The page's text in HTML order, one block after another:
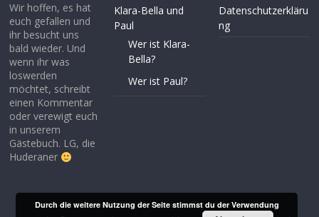
Wir hoffen, es hat
euch gefallen und
ihr besucht uns
bald wieder. Und
wenn ihr was
loswerden
möchtet, schreibt
einen Kommentar
oder verewigt euch
in unserem
Gästebuch. LG, die
Huderaner
Klara-Bella und
Paul
Wer ist Klara-
Bella?
Wer ist Paul?
Datenschutzerkläru
ng
Durch die weitere Nutzung der Seite stimmst du der Verwendung